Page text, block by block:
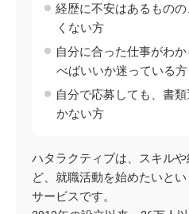
経歴に不安はあるもの
くない方
自分に合った仕事がわ
べばいいか迷っている方
自分で応募しても、書
かない方
ハタラクティブは、スキル
ど、就職活動を始めたいと
サービスです。